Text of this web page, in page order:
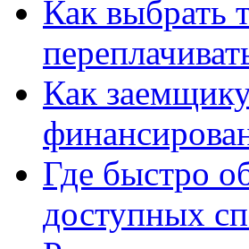
Как выбрать
Как
Где быстро
доступных